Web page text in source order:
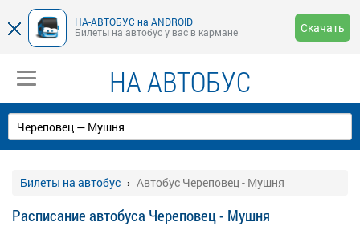
НА-АВТОБУС на ANDROID
Билеты на автобус у вас в кармане
Скачать
НА АВТОБУС
Билеты на автобус Автобус Череповец - Мушня
Расписание автобуса Череповец - Мушня